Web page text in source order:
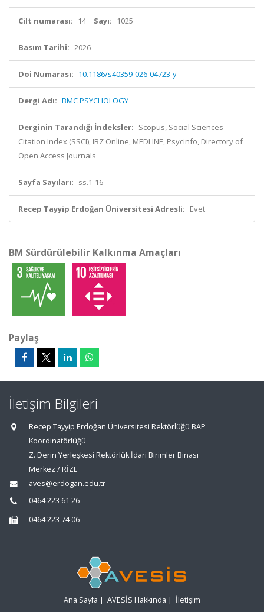
Cilt numarası: 14 Sayı: 1025
Basım Tarihi: 2026
Doi Numarası: 10.1186/s40359-026-04723-y
Dergi Adı: BMC PSYCHOLOGY
Derginin Tarandığı İndeksler: Scopus, Social Sciences
Citation Index (SSCI), IBZ Online, MEDLINE, Psycinfo, Directory of
Open Access Journals
Sayfa Sayıları: ss.1-16
Recep Tayyip Erdoğan Üniversitesi Adresli: Evet
BM Sürdürülebilir Kalkınma Amaçları
Paylaş
İletişim Bilgileri
Recep Tayyip Erdoğan Üniversitesi Rektörlüğü BAP
Koordinatörlüğü
Z. Derin Yerleşkesi Rektörlük İdari Birimler Binası
Merkez / RİZE
aves@erdogan.edu.tr
0464 223 61 26
0464 223 74 06
Ana Sayfa | AVESİS Hakkında | İletişim